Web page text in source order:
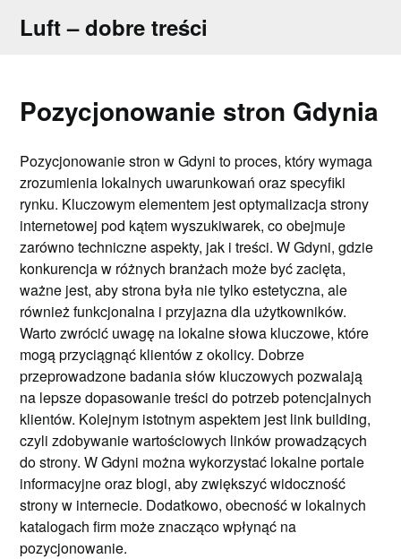
Luft – dobre treści
Pozycjonowanie stron Gdynia
Pozycjonowanie stron w Gdyni to proces, który wymaga
zrozumienia lokalnych uwarunkowań oraz specyfiki
rynku. Kluczowym elementem jest optymalizacja strony
internetowej pod kątem wyszukiwarek, co obejmuje
zarówno techniczne aspekty, jak i treści. W Gdyni, gdzie
konkurencja w różnych branżach może być zacięta,
ważne jest, aby strona była nie tylko estetyczna, ale
również funkcjonalna i przyjazna dla użytkowników.
Warto zwrócić uwagę na lokalne słowa kluczowe, które
mogą przyciągnąć klientów z okolicy. Dobrze
przeprowadzone badania słów kluczowych pozwalają
na lepsze dopasowanie treści do potrzeb potencjalnych
klientów. Kolejnym istotnym aspektem jest link building,
czyli zdobywanie wartościowych linków prowadzących
do strony. W Gdyni można wykorzystać lokalne portale
informacyjne oraz blogi, aby zwiększyć widoczność
strony w internecie. Dodatkowo, obecność w lokalnych
katalogach firm może znacząco wpłynąć na
pozycjonowanie.